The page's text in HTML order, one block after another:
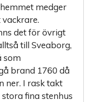
medger
det för övrigt
till Sveaborg,
som
brand 1760 då
ner. I rask takt
fina stenhus